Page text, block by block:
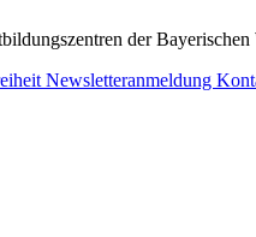
der
Newsletteranmeldung